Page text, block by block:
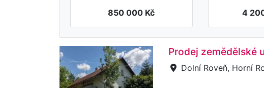
850 000 Kč 4
Prodej zemědělské
Dolní Roveň, Horní